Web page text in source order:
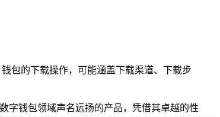
包的下载操作，可能涵盖下载渠道、下载步
字钱包领域声名远扬的产品，凭借其卓越的性